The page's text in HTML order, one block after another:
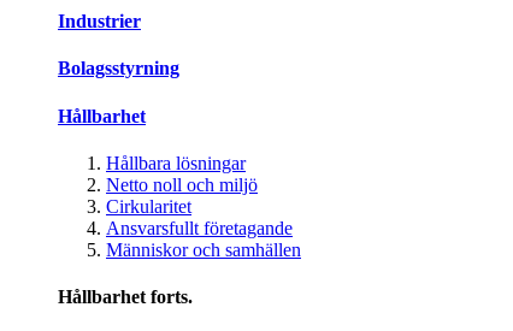
Industrier
Bolagsstyrning
Hållbarhet
Hållbara lösningar
Netto noll och miljö
Cirkularitet
Ansvarsfullt företagande
Människor och samhällen
Hållbarhet forts.